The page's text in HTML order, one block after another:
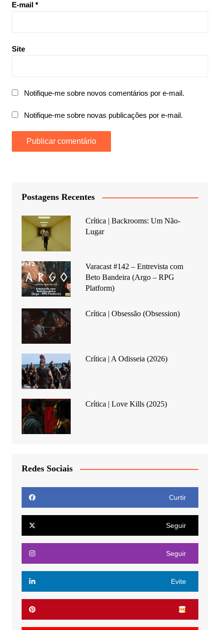
E-mail *
Site
Notifique-me sobre novos comentários por e-mail.
Notifique-me sobre novas publicações por e-mail.
Postagens Recentes
Crítica | Backrooms: Um Não-
Lugar
Varacast #142 – Entrevista com
Beto Bandeira (Argo – RPG
Platform)
Crítica | Obsessão (Obsession)
Crítica | A Odisseia (2026)
Crítica | Love Kills (2025)
Redes Sociais
Curtir
Seguir
Seguir
Evite